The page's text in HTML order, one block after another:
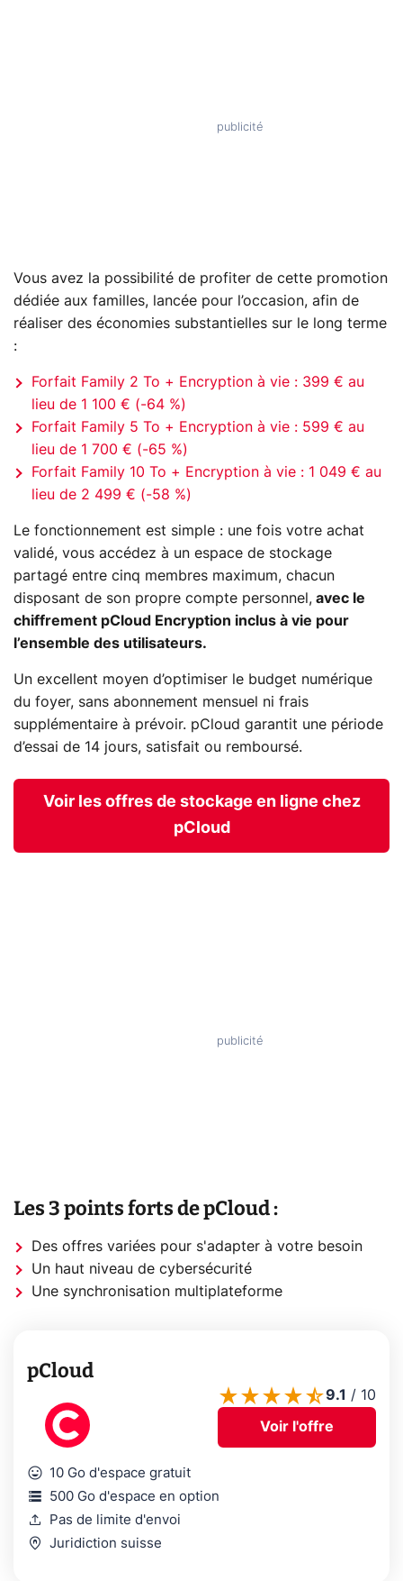
Vous avez la possibilité de profiter de cette promotion
dédiée aux familles, lancée pour l’occasion, afin de
réaliser des économies substantielles sur le long terme
:
Forfait Family 2 To + Encryption à vie : 399 € au
lieu de 1 100 € (-64 %)
Forfait Family 5 To + Encryption à vie : 599 € au
lieu de 1 700 € (-65 %)
Forfait Family 10 To + Encryption à vie : 1 049 € au
lieu de 2 499 € (-58 %)
Le fonctionnement est simple : une fois votre achat
validé, vous accédez à un espace de stockage
partagé entre cinq membres maximum, chacun
disposant de son propre compte personnel, avec le
chiffrement pCloud Encryption inclus à vie pour
l’ensemble des utilisateurs.
Un excellent moyen d’optimiser le budget numérique
du foyer, sans abonnement mensuel ni frais
supplémentaire à prévoir. pCloud garantit une période
d’essai de 14 jours, satisfait ou remboursé.
Voir les offres de stockage en ligne chez
pCloud
Les 3 points forts de pCloud :
Des offres variées pour s'adapter à votre besoin
Un haut niveau de cybersécurité
Une synchronisation multiplateforme
pCloud
mood 10 Go d'espace gratuit
storage 500 Go d'espace en option
upload Pas de limite d'envoi
home_pin Juridiction suisse
9.1 / 10
Voir l'offre